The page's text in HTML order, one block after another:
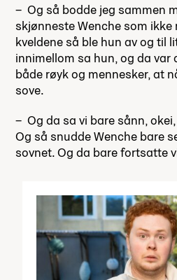
– Og så bodde jeg sammen
skjønneste Wenche som ikke
kveldene så ble hun av og til
innimellom sa hun, og da
både røyk og mennesker, at
sove.
– Og da sa vi bare sånn,
Og så snudde Wenche bare
sovnet. Og da bare fortsatte